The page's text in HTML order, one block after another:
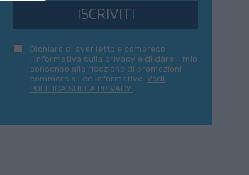
ISCRIVITI
Dichiaro di aver letto e compreso
l'informativa sulla privacy e di dare il mio
consenso alla ricezione di promozioni
commerciali ed informative. Vedi
POLITICA SULLA PRIVACY.